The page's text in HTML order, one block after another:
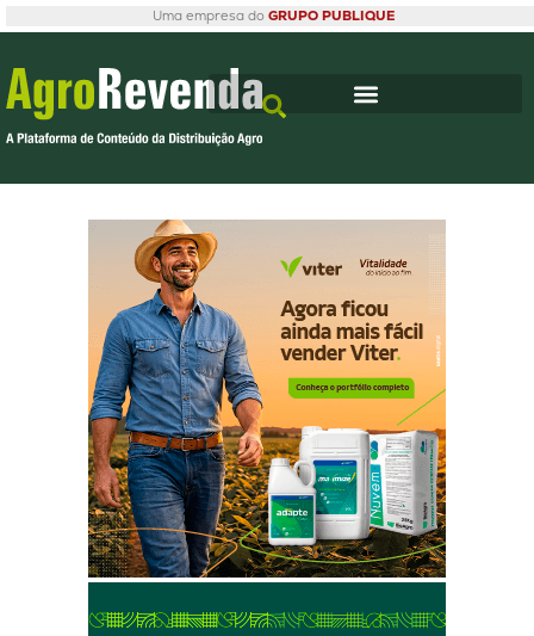
Uma empresa do GRUPO PUBLIQUE